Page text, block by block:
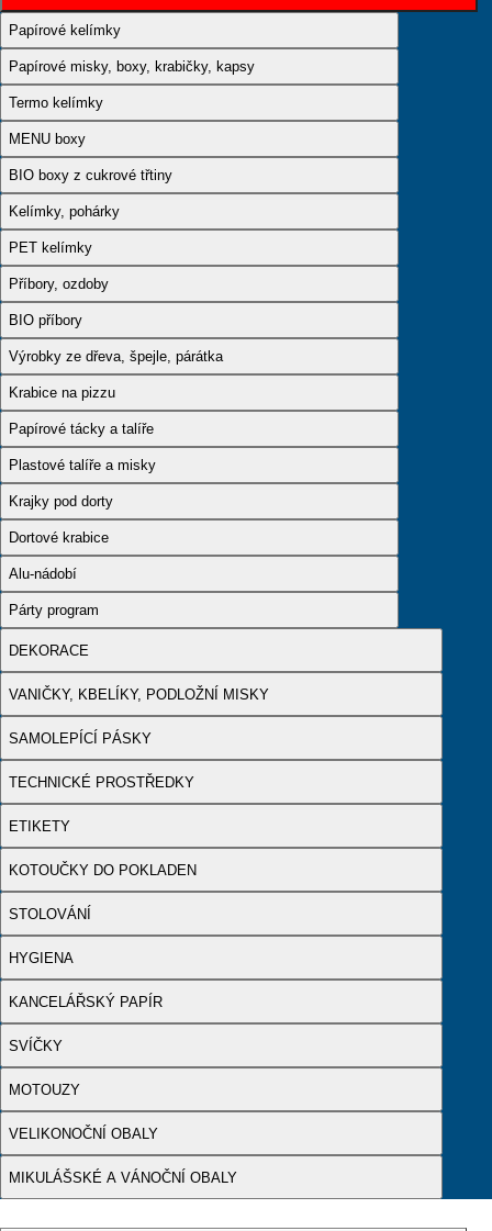
Papírové kelímky
Papírové misky, boxy, krabičky, kapsy
Termo kelímky
MENU boxy
BIO boxy z cukrové třtiny
Kelímky, pohárky
PET kelímky
Příbory, ozdoby
BIO příbory
Výrobky ze dřeva, špejle, párátka
Krabice na pizzu
Papírové tácky a talíře
Plastové talíře a misky
Krajky pod dorty
Dortové krabice
Alu-nádobí
Párty program
DEKORACE
VANIČKY, KBELÍKY, PODLOŽNÍ MISKY
SAMOLEPÍCÍ PÁSKY
TECHNICKÉ PROSTŘEDKY
ETIKETY
KOTOUČKY DO POKLADEN
STOLOVÁNÍ
HYGIENA
KANCELÁŘSKÝ PAPÍR
SVÍČKY
MOTOUZY
VELIKONOČNÍ OBALY
MIKULÁŠSKÉ A VÁNOČNÍ OBALY